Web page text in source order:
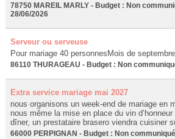
78750 MAREIL MARLY - Budget : Non
28/06/2026
Serveur ou serveuse
Pour mariage 40 personnesMois de septembre
86110 THURAGEAU - Budget : Non
Extra service mariage mai 2027
nous organisons un week-end de mariage en
nous même la mise en place du vin
dîner, un prestataire brasero viendra cuisiner
66000 PERPIGNAN - Budget : Non